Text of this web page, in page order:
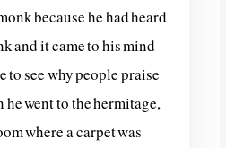
because he had heard
and it came to his mind
to see why people praise
he went to the hermitage,
where a carpet was